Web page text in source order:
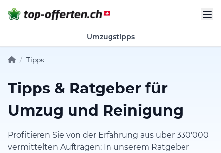
Umzugstipps
/ Tipps
Tipps & Ratgeber für
Umzug und Reinigung
Profitieren Sie von der Erfahrung aus über 330'000
vermittelten Aufträgen: In unserem Ratgeber